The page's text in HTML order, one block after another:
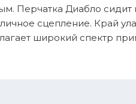
Перчатка Диабло
сцепление. Край
широкий спектр